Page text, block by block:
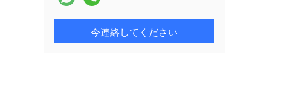
今連絡してください